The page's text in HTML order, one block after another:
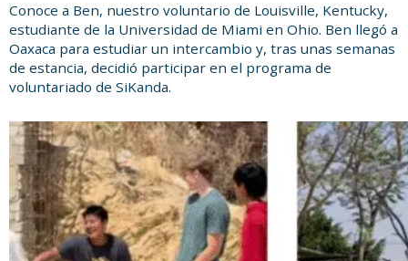
Conoce a Ben, nuestro voluntario de Louisville, Kentucky,
estudiante de la Universidad de Miami en Ohio. Ben llegó a
Oaxaca para estudiar un intercambio y, tras unas semanas
de estancia, decidió participar en el programa de
voluntariado de SiKanda.